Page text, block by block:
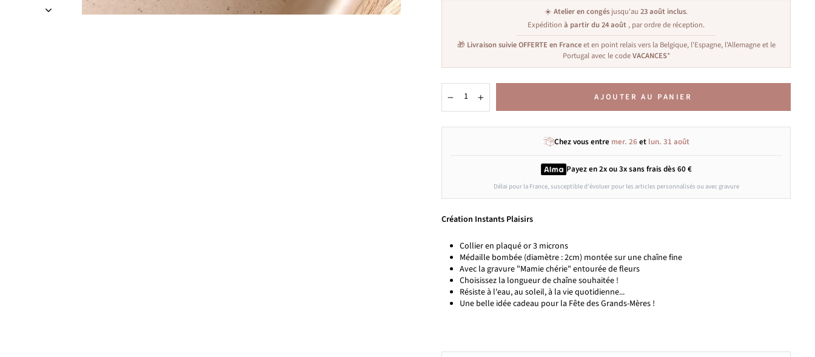
☀️ Atelier en congés jusqu'au 23 août inclus.
Expédition à partir du 24 août , par ordre de réception.
🎁 Livraison suivie OFFERTE en Franceet en point relais vers la Belgique, l'Espagne, l'Allemagne et le
Portugal avec le codeVACANCES*
+
AJOUTER AU PANIER
Chez vous entre mer. 26et lun. 31 août
Payez en 2x ou 3xsans fraisdès 60 €
Délai pour la France, susceptible d'évoluer pour les articles personnalisés ou avec gravure
Création Instants Plaisirs
Collier en plaqué or 3 microns
Médaille bombée (diamètre : 2cm) montée sur une chaîne fine
Avec la gravure "Mamie chérie" entourée de fleurs
Choisissez la longueur de chaîne souhaitée !
Résiste à l'eau, au soleil, à la vie quotidienne...
Une belle idée cadeau pour la Fête des Grands-Mères !